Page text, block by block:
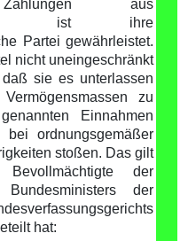
aus
ist ihre
Partei gewährleistet.
nicht uneingeschränkt
sie es unterlassen
zu
Einnahmen
ordnungsgemäßer
stoßen. Das gilt
der
der
hat: